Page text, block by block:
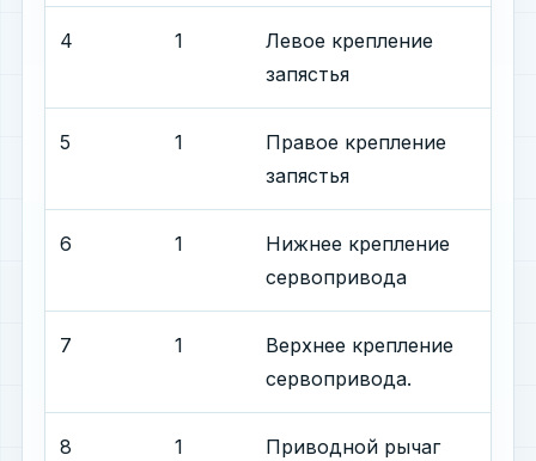
4 1
Левое крепление
запястья
5 1
Правое крепление
запястья
6 1
Нижнее крепление
сервопривода
7 1
Верхнее крепление
сервопривода.
8 1 Приводной рычаг